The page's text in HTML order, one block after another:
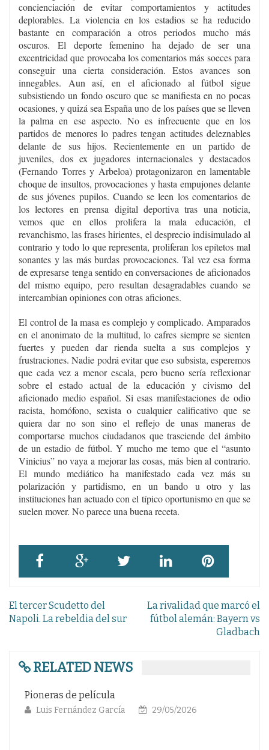
concienciación de evitar comportamientos y actitudes
deplorables. La violencia en los estadios se ha reducido
bastante en comparación a otros periodos mucho más
oscuros. El deporte femenino ha dejado de ser una
excentricidad que provocaba los comentarios más soeces para
conseguir una cierta consideración. Estos avances son
innegables. Aun así, en el aficionado al fútbol sigue
subsistiendo un fondo oscuro que se manifiesta en no pocas
ocasiones, y quizá sea España uno de los países que se lleven
la palma en ese aspecto. No es infrecuente que en los
partidos de menores lo padres tengan actitudes deleznables
delante de sus hijos. Recientemente en un partido de
juveniles, dos ex jugadores internacionales y destacados
(Fernando Torres y Arbeloa) protagonizaron en lamentable
choque de insultos, provocaciones y hasta empujones delante
de sus jóvenes pupilos. Cuando se leen los comentarios de
los lectores en prensa digital deportiva tras una noticia,
vemos que en ellos prolifera la mala educación, el
revanchismo, las frases hirientes, el desprecio indisimulado al
contrario y todo lo que representa, proliferan los epítetos mal
sonantes y las más burdas provocaciones. Tal vez esa forma
de expresarse tenga sentido en conversaciones de aficionados
del mismo equipo, pero resultan desagradables cuando se
intercambian opiniones con otras aficiones.
El control de la masa es complejo y complicado. Amparados
en el anonimato de la multitud, lo cafres siempre se sienten
fuertes y pueden dar rienda suelta a sus complejos y
frustraciones. Nadie podrá evitar que eso subsista, esperemos
que cada vez a menor escala, pero bueno sería reflexionar
sobre el estado actual de la educación y civismo del
aficionado medio español. Si esas manifestaciones de odio
racista, homófono, sexista o cualquier calificativo que se
quiera dar no son sino el reflejo de unas maneras de
comportarse muchos ciudadanos que trasciende del ámbito
de un estadio de fútbol. Y mucho me temo que el “asunto
Vinicius” no vaya a mejorar las cosas, más bien al contrario.
El mundo mediático ha manifestado cada vez más su
polarización y partidismo, en un bando u otro y las
instituciones han actuado con el típico oportunismo en que se
suelen mover. No parece una buena receta.
Navegación
de
El tercer Scudetto del
Napoli. La rebeldia del sur
La rivalidad que marcó el
fútbol alemán: Bayern vs
Gladbach
RELATED NEWS
García 29/05/2026 Luis Fernández García